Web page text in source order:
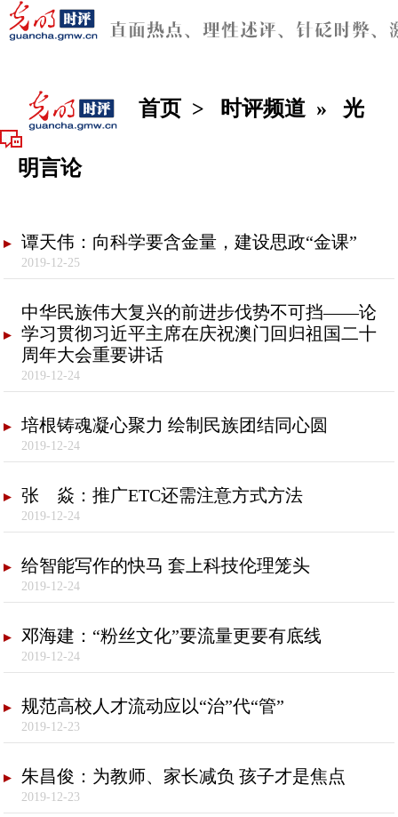
首页 > 时评频道 » 光
明言论
谭天伟：向科学要含金量，建设思政“金课”
2019-12-25
中华民族伟大复兴的前进步伐势不可挡——论
学习贯彻习近平主席在庆祝澳门回归祖国二十
周年大会重要讲话
2019-12-24
培根铸魂凝心聚力 绘制民族团结同心圆
2019-12-24
张 焱：推广ETC还需注意方式方法
2019-12-24
给智能写作的快马 套上科技伦理笼头
2019-12-24
邓海建：“粉丝文化”要流量更要有底线
2019-12-24
规范高校人才流动应以“治”代“管”
2019-12-23
朱昌俊：为教师、家长减负 孩子才是焦点
2019-12-23